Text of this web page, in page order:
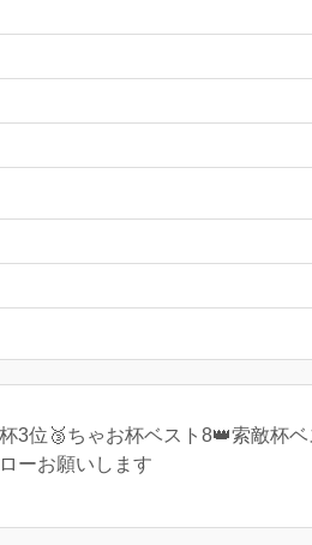
3位🥉ちゃお杯ベスト8👑索敵杯
ーお願いします